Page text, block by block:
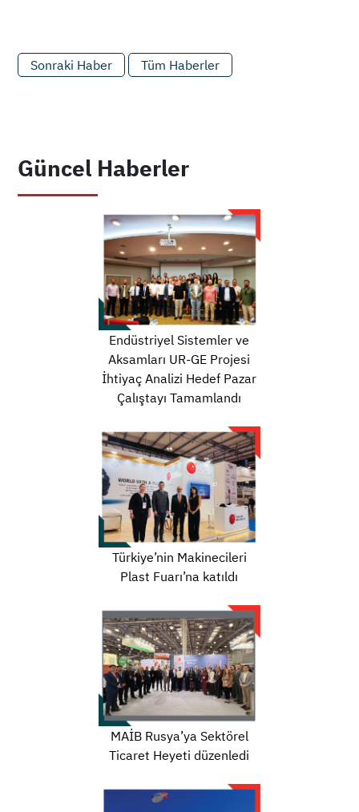
Sonraki Haber Tüm Haberler
Güncel Haberler
Endüstriyel Sistemler ve
Aksamları UR-GE Projesi
İhtiyaç Analizi Hedef Pazar
Çalıştayı Tamamlandı
Türkiye’nin Makinecileri
Plast Fuarı’na katıldı
MAİB Rusya’ya Sektörel
Ticaret Heyeti düzenledi